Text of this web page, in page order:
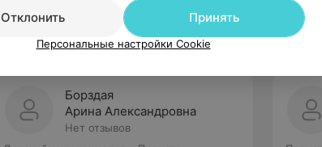
Борздая
Арина Александровна
Нет отзывов
Отклонить
Принять
Персональные настройки Cookie